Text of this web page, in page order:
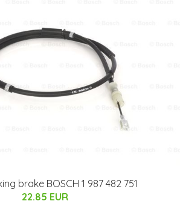
brake BOSCH 1 987 482 751
22.85 EUR